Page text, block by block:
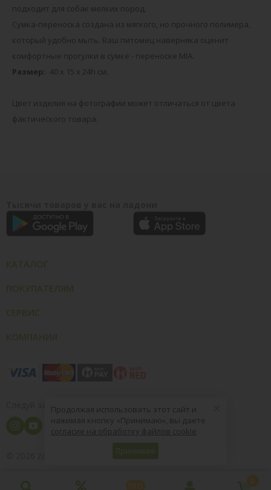
подходит для собак мелких пород.
Сумка-переноска создана из мягкого, но прочного полимера,
который удобно мыть. Ваш питомец наверняка оценит
комфортные прогулки в сумке - переноске MIA.
Размер:
40 x 15 x 24h см.
Цвет изделия на фотографии может отличаться от цвета
фактического товара.
Следуй за нами
8 (800) 004-09-40
PRO 0
×
Продолжая использовать этот сайт и
нажимая кнопку «Принимаю», вы даете
согласие на обработку файлов cookie
Принимаю